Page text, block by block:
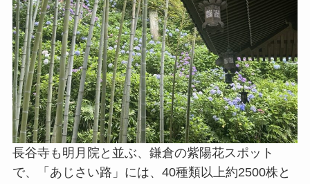
長谷寺も明月院と並ぶ、鎌倉の紫陽花スポット
で、「あじさい路」には、40種類以上約2500株と